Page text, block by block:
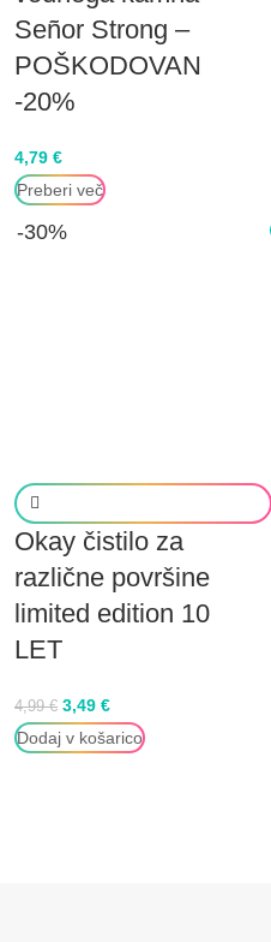
Señor Strong –
POŠKODOVAN
-20%
4,79 €
Preberi več
-30%
Okay čistilo za
različne površine
limited edition 10
LET
4,99€ 3,49 €
Dodaj v košarico